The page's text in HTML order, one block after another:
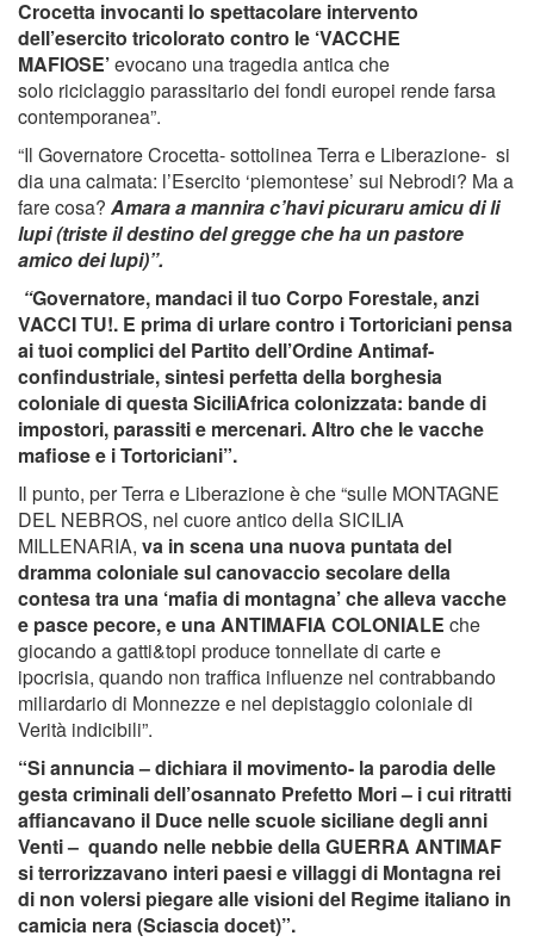
Crocetta invocanti lo spettacolare intervento
dell’esercito tricolorato contro le ‘VACCHE
MAFIOSE’evocano una tragedia antica che
solo riciclaggio parassitario dei fondi europei rende farsa
contemporanea”.
“Il Governatore Crocetta- sottolinea Terra e Liberazione- si
dia una calmata: l’Esercito ‘piemontese’ sui Nebrodi? Ma a
fare cosa? Amara a mannira c’havi picuraru amicu di li
lupi (triste il destino del gregge che ha un pastore
amico dei lupi)”.
“Governatore, mandaci il tuo Corpo Forestale, anzi
VACCI TU!. E prima di urlare contro i Tortoriciani pensa
ai tuoi complici del Partito dell’Ordine Antimaf-
confindustriale, sintesi perfetta della borghesia
coloniale di questa SiciliAfrica colonizzata: bande di
impostori, parassiti e mercenari. Altro che le vacche
mafiose e i Tortoriciani”.
Il punto, per Terra e Liberazione è che “sulle MONTAGNE
DEL NEBROS, nel cuore antico della SICILIA
MILLENARIA, va in scena una nuova puntata del
dramma coloniale sul canovaccio secolare della
contesa tra una ‘mafia di montagna’ che alleva vacche
e pasce pecore, e una ANTIMAFIA COLONIALE che
giocando a gatti&topi produce tonnellate di carte e
ipocrisia, quando non traffica influenze nel contrabbando
miliardario di Monnezze e nel depistaggio coloniale di
Verità indicibili”.
“Si annuncia – dichiara il movimento- la parodia delle
gesta criminali dell’osannato Prefetto Mori – i cui ritratti
affiancavano il Duce nelle scuole siciliane degli anni
Venti – quando nelle nebbie della GUERRA ANTIMAF
si terrorizzavano interi paesi e villaggi di Montagna rei
di non volersi piegare alle visioni del Regime italiano in
camicia nera (Sciascia docet)”.